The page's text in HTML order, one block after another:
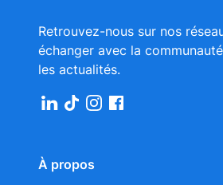
Retrouvez-nous sur nos
échanger avec la
les actualités.
À propos